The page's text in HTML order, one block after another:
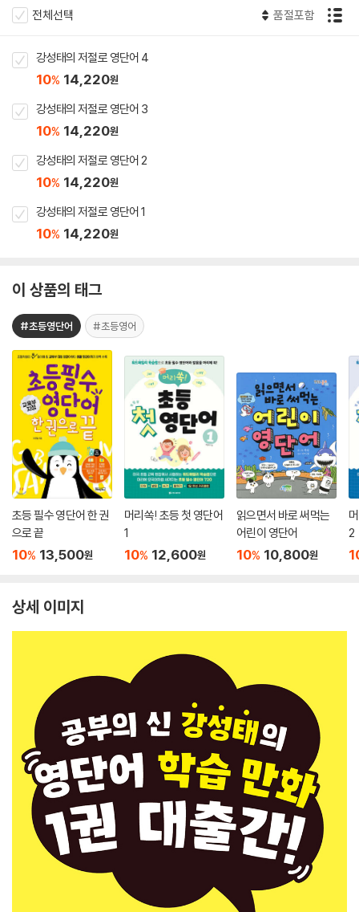
전체선택 품절포함
강성태의 저절로 영단어 4
10% 14,220원
강성태의 저절로 영단어 3
10% 14,220원
강성태의 저절로 영단어 2
10% 14,220원
강성태의 저절로 영단어 1
10% 14,220원
이 상품의 태그
#초등영단어 #초등영어
초등 필수 영단어 한 권
으로 끝
10% 13,500원
머리쏙! 초등 첫 영단어
1
10% 12,600원
읽으면서 바로 써먹는
어린이 영단어
10% 10,800원
2
상세 이미지